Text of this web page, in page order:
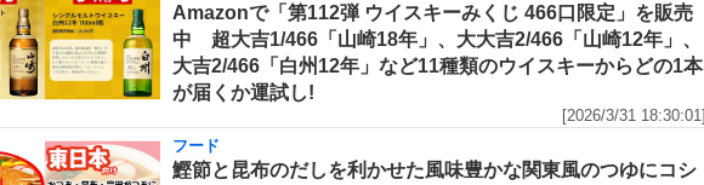
Amazonで「第112弾 ウイスキーみくじ 466口限定」を販売
中 超大吉1/466「山崎18年」、大大吉2/466「山崎12年」、
大吉2/466「白州12年」など11種類のウイスキーからどの1本
が届くか運試し!
[2026/3/31 18:30:01]
フード
鰹節と昆布のだしを利かせた風味豊かな関東風のつゆにコシ